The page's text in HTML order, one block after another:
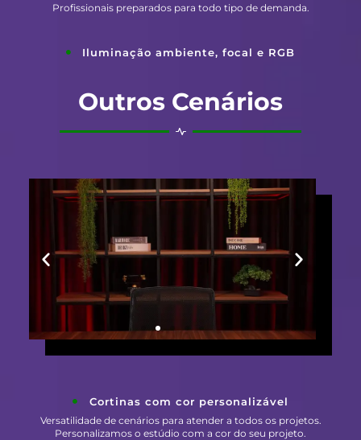
Profissionais preparados para todo tipo de demanda.
Iluminação ambiente, focal e RGB
Outros Cenários
Cortinas com cor personalizável
Versatilidade de cenários para atender a todos os projetos.
Personalizamos o estúdio com a cor do seu projeto.